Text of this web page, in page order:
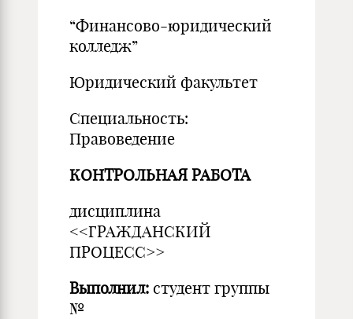
“Финансово-юридический
колледж”
Юридический факультет
Специальность:
Правоведение
КОНТРОЛЬНАЯ РАБОТА
дисциплина
<<ГРАЖДАНСКИЙ
ПРОЦЕСС>>
Выполнил: студент группы
№